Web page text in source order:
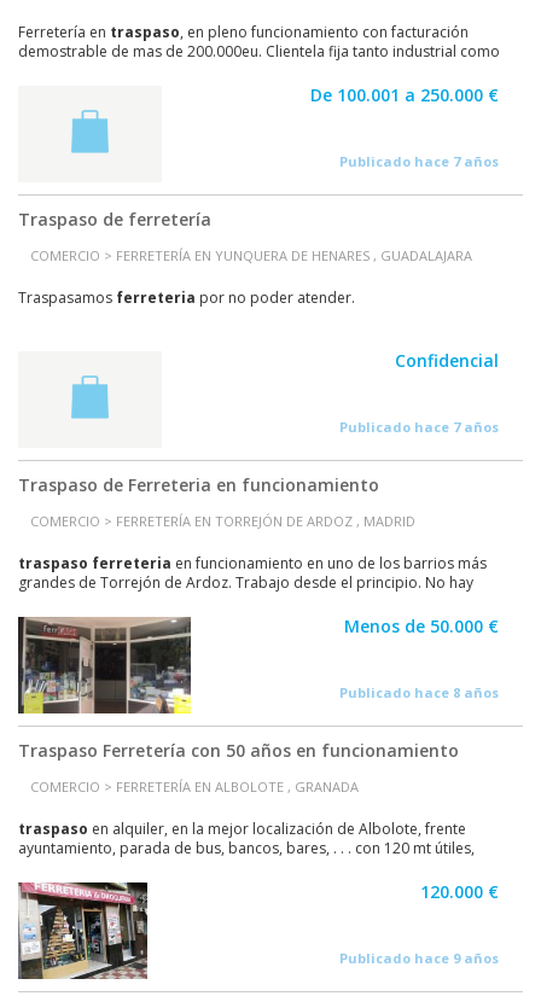
Ferretería en traspaso, en pleno funcionamiento con facturación
demostrable de mas de 200.000eu. Clientela fija tanto industrial como
De 100.001 a 250.000 €
Publicado hace 7 años
Traspaso de ferretería
COMERCIO > FERRETERÍA EN YUNQUERA DE HENARES , GUADALAJARA
Traspasamos ferreteria por no poder atender.
Confidencial
Publicado hace 7 años
Traspaso de Ferreteria en funcionamiento
COMERCIO > FERRETERÍA EN TORREJÓN DE ARDOZ , MADRID
traspaso ferreteria en funcionamiento en uno de los barrios más
grandes de Torrejón de Ardoz. Trabajo desde el principio. No hay
Menos de 50.000 €
Publicado hace 8 años
Traspaso Ferretería con 50 años en funcionamiento
COMERCIO > FERRETERÍA EN ALBOLOTE , GRANADA
traspaso en alquiler, en la mejor localización de Albolote, frente
ayuntamiento, parada de bus, bancos, bares, . . . con 120 mt útiles,
120.000 €
Publicado hace 9 años